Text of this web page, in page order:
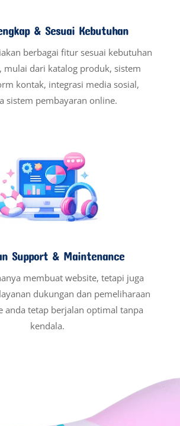
& Sesuai Kebutuhan
berbagai fitur sesuai kebutuhan
mulai dari katalog produk, sistem
kontak, integrasi media sosial,
sistem pembayaran online.
Support & Maintenance
membuat website, tetapi juga
dukungan dan pemeliharaan
anda tetap berjalan optimal tanpa
kendala.